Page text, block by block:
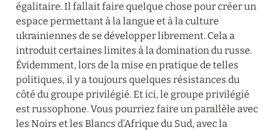
égalitaire. Il fallait faire quelque chose pour créer un
espace permettant à la langue et à la culture
ukrainiennes de se développer librement. Cela a
introduit certaines limites à la domination du russe.
Évidemment, lors de la mise en pratique de telles
politiques, il y a toujours quelques résistances du
côté du groupe privilégié. Et ici, le groupe privilégié
est russophone. Vous pourriez faire un parallèle avec
les Noirs et les Blancs d’Afrique du Sud, avec la